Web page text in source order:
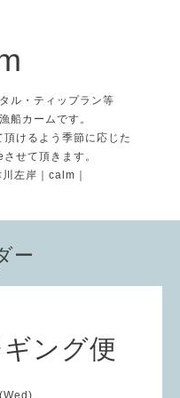
ル・ティップラン等
船カームです。
けるよう季節に応じた
せて頂きます。
左岸｜calm｜
ー
ング便